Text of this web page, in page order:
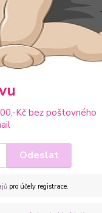
Upřesnit parametry
Kč bez poštovného
Odeslat
pro účely registrace.